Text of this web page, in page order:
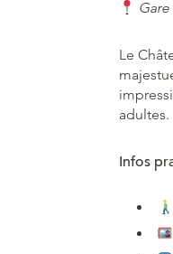
Le
adultes.
Infos